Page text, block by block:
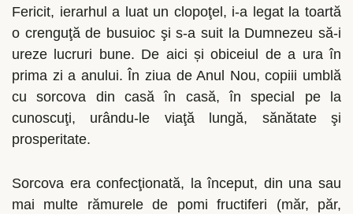
Fericit, ierarhul a luat un clopoţel, i-a legat la toartă
o crenguţă de busuioc şi s-a suit la Dumnezeu să-i
ureze lucruri bune. De aici și obiceiul de a ura în
prima zi a anului. În ziua de Anul Nou, copiii umblă
cu sorcova din casă în casă, în special pe la
cunoscuţi, urându-le viaţă lungă, sănătate şi
prosperitate.
Sorcova era confecţionată, la început, din una sau
mai multe rămurele de pomi fructiferi (măr, păr,